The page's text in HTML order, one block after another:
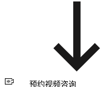
预约视频咨询